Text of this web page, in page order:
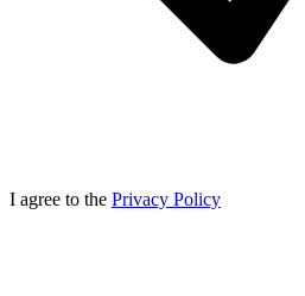
I agree to the Privacy Policy